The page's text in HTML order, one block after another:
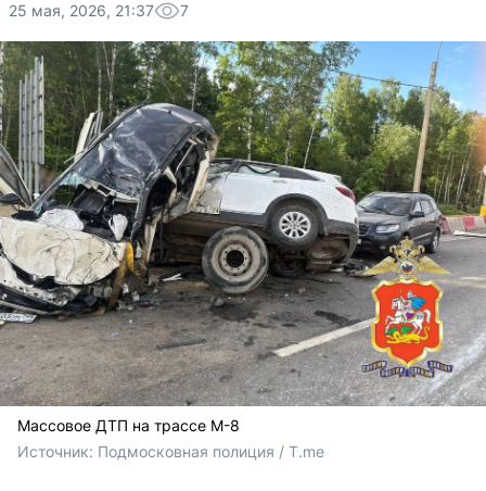
25 мая, 2026, 21:37 7
Массовое ДТП на трассе М-8
Источник: Подмосковная полиция / T.me